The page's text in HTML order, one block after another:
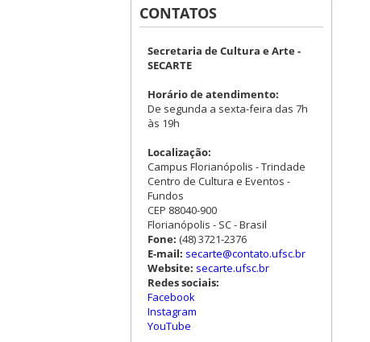
CONTATOS
Secretaria de Cultura e Arte -
SECARTE
Horário de atendimento:
De segunda a sexta-feira das 7h
às 19h
Localização:
Campus Florianópolis - Trindade
Centro de Cultura e Eventos -
Fundos
CEP 88040-900
Florianópolis - SC - Brasil
Fone: (48) 3721-2376
E-mail: secarte@contato.ufsc.br
Website: secarte.ufsc.br
Redes sociais:
Facebook
Instagram
YouTube